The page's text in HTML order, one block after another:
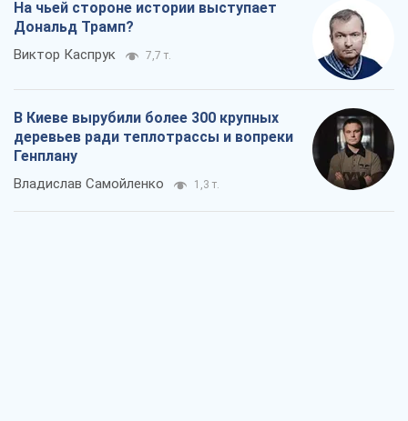
На чьей стороне истории выступает
Дональд Трамп?
Виктор Каспрук 7,7 т.
В Киеве вырубили более 300 крупных
деревьев ради теплотрассы и вопреки
Генплану
Владислав Самойленко 1,3 т.